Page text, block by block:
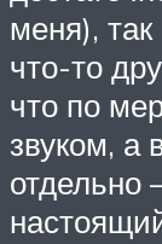
меня),
что-то
что по
звуком, а
отдельно